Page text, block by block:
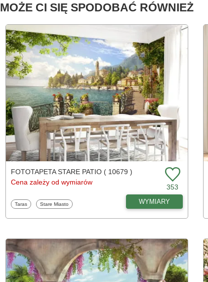
MOŻE CI SIĘ SPODOBAĆ RÓWNIEŻ
FOTOTAPETA STARE PATIO ( 10679 )
Cena zależy od wymiarów
353
Fototapety
Taras Fototapety
Stare Miasto WYMIARY